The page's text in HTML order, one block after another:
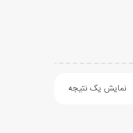
نمایش یک نتیجه